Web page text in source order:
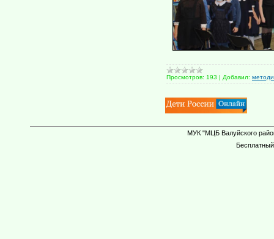
Просмотров: 193 | Добавил:
МУК "МЦБ Валуйского